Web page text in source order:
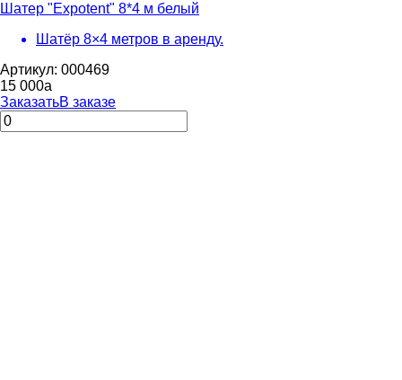
Шатер "Expotent" 8*4 м белый
Шатёр 8×4 метров в аренду.
Артикул: 000469
15 000a
ЗаказатьВ заказе